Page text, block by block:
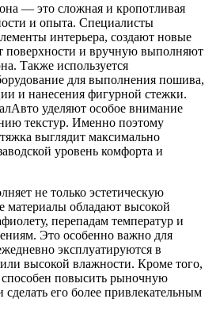
— это сложная и кропотливая
и опыта. Специалисты
интерьера, создают новые
поверхности и вручную выполняют
Также используется
для выполнения пошива,
и нанесения фигурной стежки.
уделяют особое внимание
текстур. Именно поэтому
выглядит максимально
уровень комфорта и
не только эстетическую
обладают высокой
перепадам температур и
Это особенно важно для
эксплуатируются в
высокой влажности. Кроме того,
повысить рыночную
сделать его более привлекательным